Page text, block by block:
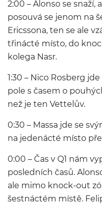
2:00 – Alonso se snaží,
posouvá se jenom na
Ericssona, ten se ale
třinácté místo, do
kolega Nasr.
1:30 – Nico Rosberg
pole s časem o
než je ten Vettelův.
0:30 – Massa jde se
na jedenácté místo
0:00 – Čas v Q1 nám
posledních časů.
ale mimo knock-out
šestnáctém místě.